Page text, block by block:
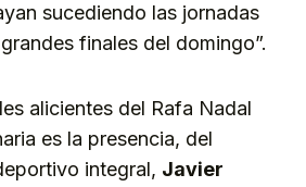
sucediendo las jornadas
finales del domingo”.
alicientes del Rafa Nadal
es la presencia, del
integral, Javier